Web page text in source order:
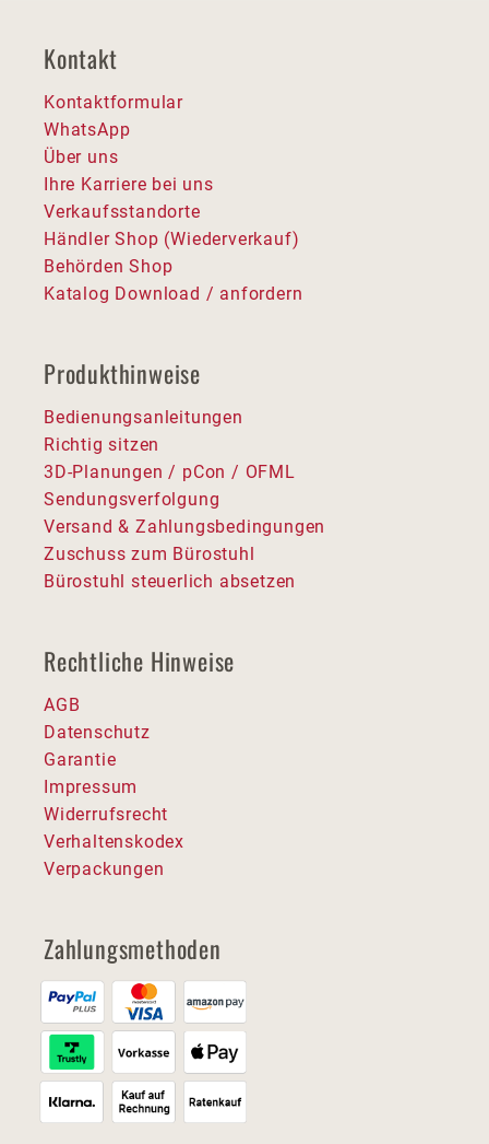
Kontakt
Kontaktformular
WhatsApp
Über uns
Ihre Karriere bei uns
Verkaufsstandorte
Händler Shop (Wiederverkauf)
Behörden Shop
Katalog Download / anfordern
Produkthinweise
Bedienungsanleitungen
Richtig sitzen
3D-Planungen / pCon / OFML
Sendungsverfolgung
Versand & Zahlungsbedingungen
Zuschuss zum Bürostuhl
Bürostuhl steuerlich absetzen
Rechtliche Hinweise
AGB
Datenschutz
Garantie
Impressum
Widerrufsrecht
Verhaltenskodex
Verpackungen
Zahlungsmethoden